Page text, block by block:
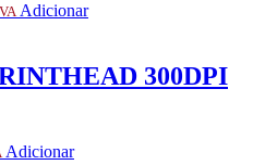
Adicionar
300DPI
Adicionar